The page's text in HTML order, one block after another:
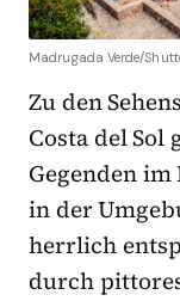
Madrugada Verde/
Zu den
Costa del Sol
Gegenden
in der
herrlich
durch